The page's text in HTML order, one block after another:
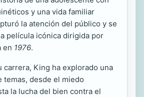
y una vida familiar
la atención del público y se
película icónica dirigida por
en 1976.
carrera, King ha explorado una
temas, desde el miedo
la lucha del bien contra el